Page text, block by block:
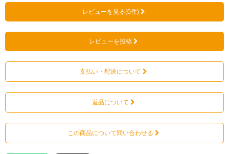
レビューを見る(0件)
レビューを投稿
支払い・配送について
返品について
この商品について問い合わせる